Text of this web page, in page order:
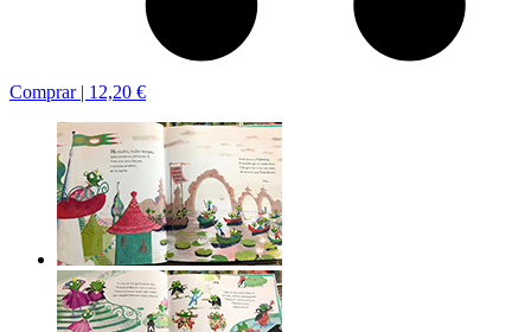
Comprar | 12,20 €